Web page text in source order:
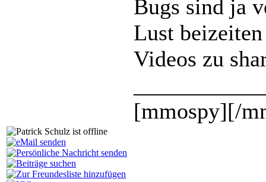
Bugs sind ja
Lust
Videos zu
[mmospy][/